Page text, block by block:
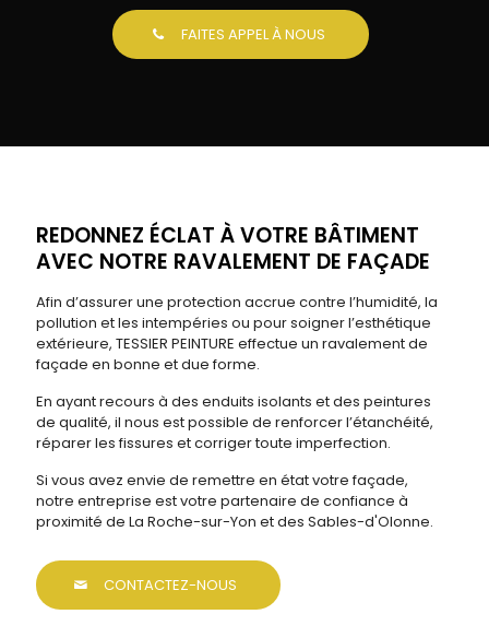
FAITES APPEL À NOUS
REDONNEZ ÉCLAT À VOTRE BÂTIMENT
AVEC NOTRE RAVALEMENT DE FAÇADE
Afin d’assurer une protection accrue contre l’humidité, la
pollution et les intempéries ou pour soigner l’esthétique
extérieure, TESSIER PEINTURE effectue un ravalement de
façade en bonne et due forme.
En ayant recours à des enduits isolants et des peintures
de qualité, il nous est possible de renforcer l’étanchéité,
réparer les fissures et corriger toute imperfection.
Si vous avez envie de remettre en état votre façade,
notre entreprise est votre partenaire de confiance à
proximité de La Roche-sur-Yon et des Sables-d'Olonne.
CONTACTEZ-NOUS